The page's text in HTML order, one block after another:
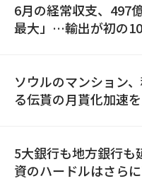
6月の経常収支、497
最大」…輸出が初の
ソウルのマンション
る伝貰の月貰化加速
5大銀行も地方銀行
資のハードルはさら